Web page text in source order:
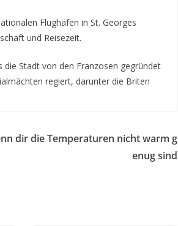
Flughäfen in St. Georges
und Reisezeit.
die Stadt von den Franzosen gegründet
regiert, darunter die Briten
dir die Temperaturen nicht warm g
enug sind